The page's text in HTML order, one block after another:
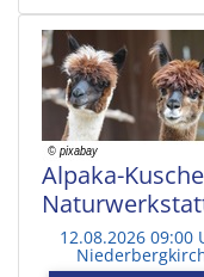
Alpaka-
12.08.2026 09:00